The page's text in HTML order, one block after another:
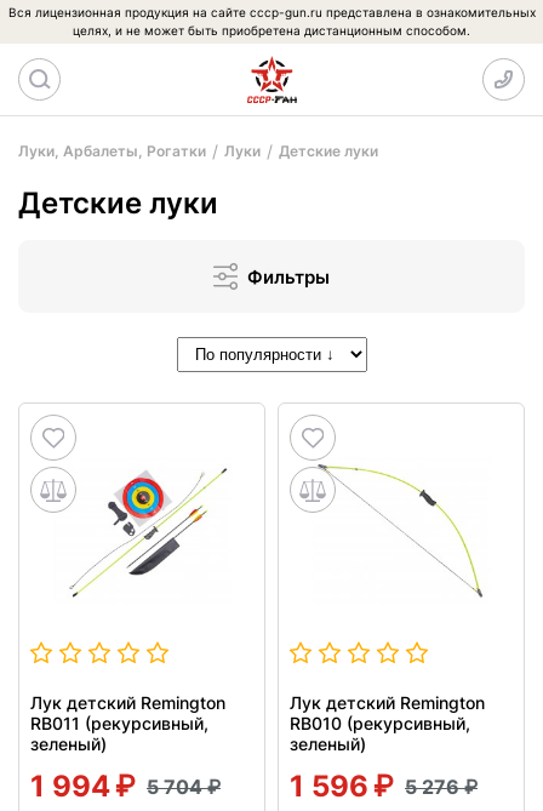
Вся лицензионная продукция на сайте cccp-gun.ru представлена в ознакомительных
целях, и не может быть приобретена дистанционным способом.
Луки, Арбалеты, Рогатки Луки Детские луки
Детские луки
Фильтры
Лук детский Remington
RB011 (рекурсивный,
зеленый)
1 994 5 704
Лук детский Remington
RB010 (рекурсивный,
зеленый)
1 596 5 276